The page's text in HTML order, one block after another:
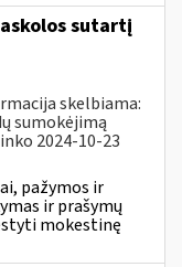
sutartį
skelbiama:
sumokėjimą
2024-10-23
pažymos ir
ir prašymų
mokestinę